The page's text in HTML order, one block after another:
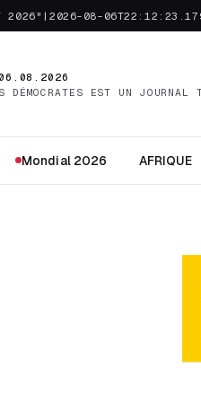
2026"|2026-08-
DÉMOCRATES EST UN JOURNAL
Mondial 2026 AFRIQUE